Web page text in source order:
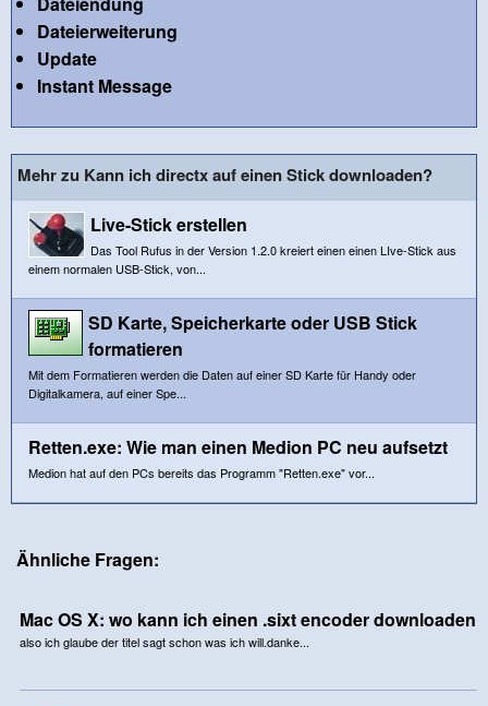
Dateierweiterung
Update
Instant Message
Mehr zu Kann ich directx auf einen Stick downloaden?
Live-Stick erstellen
Das Tool Rufus in der Version 1.2.0 kreiert einen einen LIve-Stick aus
einem normalen USB-Stick, von...
SD Karte, Speicherkarte oder USB Stick
formatieren
Mit dem Formatieren werden die Daten auf einer SD Karte für Handy oder
Digitalkamera, auf einer Spe...
Retten.exe: Wie man einen Medion PC neu aufsetzt
Medion hat auf den PCs bereits das Programm "Retten.exe" vor...
Ähnliche Fragen:
Mac OS X: wo kann ich einen .sixt encoder downloaden
also ich glaube der titel sagt schon was ich will.danke...